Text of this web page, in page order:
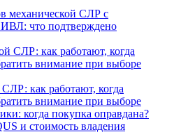
механической СЛР с
что подтверждено
как работают, когда
внимание при выборе